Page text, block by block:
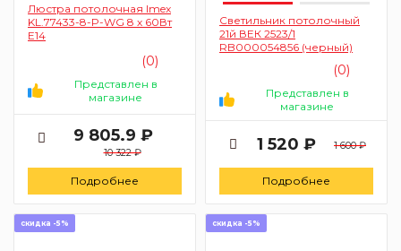
Люстра потолочная Imex
KL.77433-8-P-WG 8 х 60Вт
Е14
(0)
Представлен в
магазине
9 805.9 ₽
10 322 ₽
Подробнее
Светильник потолочный
21й ВЕК 2523/1
RB000054856 (черный)
(0)
Представлен в
магазине
1 520 ₽ 1 600 ₽
Подробнее
скидка -5% скидка -5%